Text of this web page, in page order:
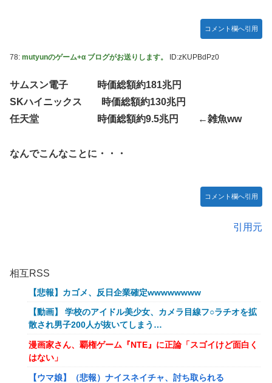
コメント欄へ引用
78: mutyunのゲーム+α ブログがお送りします。 ID:zKUPBdPz0
サムスン電子 時価総額約181兆円
SKハイニックス 時価総額約130兆円
任天堂 時価総額約9.5兆円 ←雑魚ww
なんでこんなことに・・・
コメント欄へ引用
引用元
相互RSS
【悲報】カゴメ、反日企業確定wwwwwwww
【動画】 学校のアイドル美少女、カメラ目線フ○ラチオを拡
散され男子200人が抜いてしまう…
漫画家さん、覇権ゲーム『NTE』に正論「スゴイけど面白く
はない」
【ウマ娘】（悲報）ナイスネイチャ、討ち取られる